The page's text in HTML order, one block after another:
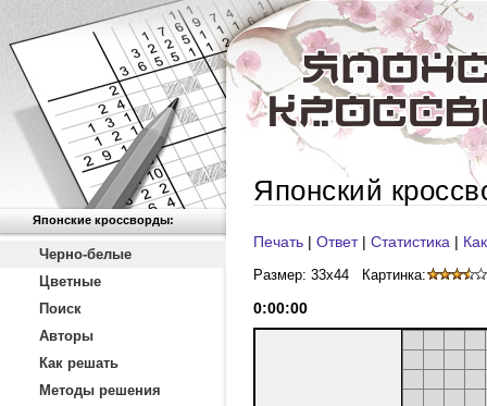
Японские кроссворды:
Черно-белые
Цветные
Поиск
Авторы
Как решать
Методы решения
Японский
Печать | Ответ| Статистика |
Размер: 33x44 Картинка:
0:00:00